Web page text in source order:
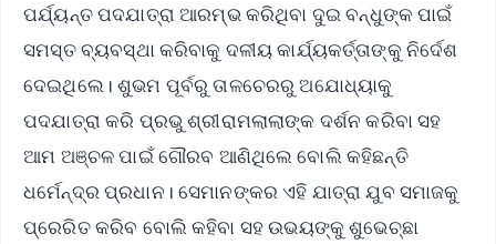
ପର୍ଯ୍ୟନ୍ତ ପଦଯାତ୍ରା ଆରମ୍ଭ କରିଥିବା ଦୁଇ ବନ୍ଧୁଙ୍କ ପାଇଁ
ସମସ୍ତ ବ୍ୟବସ୍ଥା କରିବାକୁ ଦଳୀୟ କାର୍ଯ୍ୟକର୍ତ୍ତାଙ୍କୁ ନିର୍ଦେଶ
ଦେଇଥିଲେ। ଶୁଭମ ପୂର୍ବରୁ ତାଳଚେରରୁ ଅଯୋଧ୍ୟାକୁ
ପଦଯାତ୍ରା କରି ପ୍ରଭୁ ଶ୍ରୀରାମଲାଲାଙ୍କ ଦର୍ଶନ କରିବା ସହ
ଆମ ଅଞ୍ଚଳ ପାଇଁ ଗୌରବ ଆଣିଥିଲେ ବୋଲି କହିଛନ୍ତି
ଧର୍ମେନ୍ଦ୍ର ପ୍ରଧାନ। ସେମାନଙ୍କର ଏହି ଯାତ୍ରା ଯୁବ ସମାଜକୁ
ପ୍ରେରିତ କରିବ ବୋଲି କହିବା ସହ ଉଭୟଙ୍କୁ ଶୁଭେଚ୍ଛା